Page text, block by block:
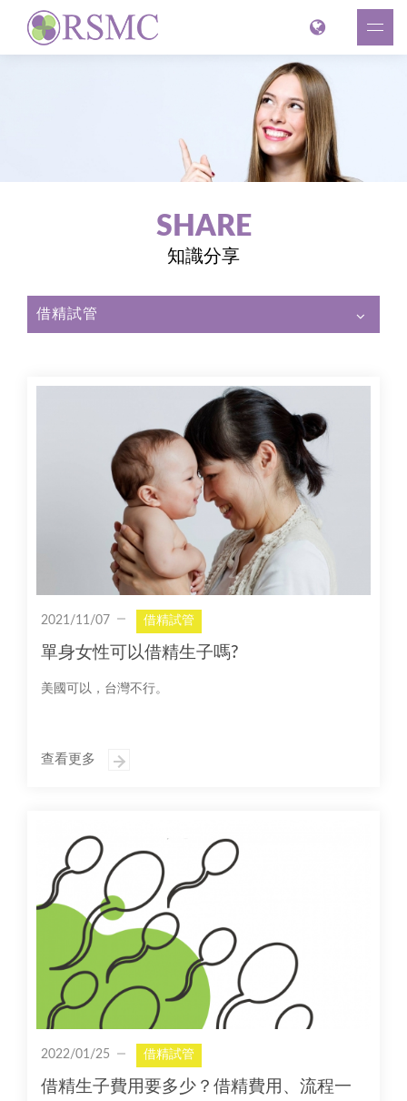
SHARE
知識分享
借精試管
2021/11/07 借精試管
單身女性可以借精生子嗎?
美國可以，台灣不行。
查看更多
2022/01/25 借精試管
借精生子費用要多少？借精費用、流程一